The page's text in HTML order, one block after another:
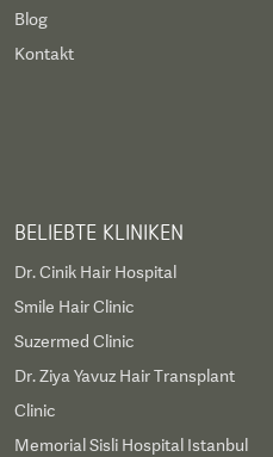
Blog
Kontakt
BELIEBTE KLINIKEN
Dr. Cinik Hair Hospital
Smile Hair Clinic
Suzermed Clinic
Dr. Ziya Yavuz Hair Transplant
Clinic
Memorial Sisli Hospital Istanbul